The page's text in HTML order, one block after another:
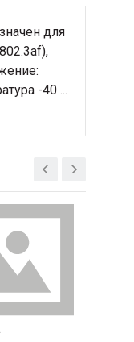
для
-40 ...